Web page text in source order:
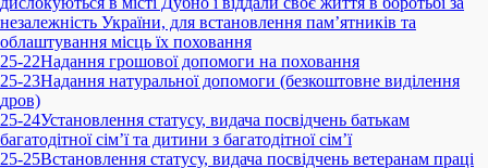
незалежність України, для встановлення пам’ятників та
облаштування місць їх поховання
25-22Надання грошової допомоги на поховання
25-23Надання натуральної допомоги (безкоштовне виділення
дров)
25-24Установлення статусу, видача посвідчень батькам
багатодітної сім’ї та дитини з багатодітної сім’ї
25-25Встановлення статусу, видача посвідчень ветеранам праці